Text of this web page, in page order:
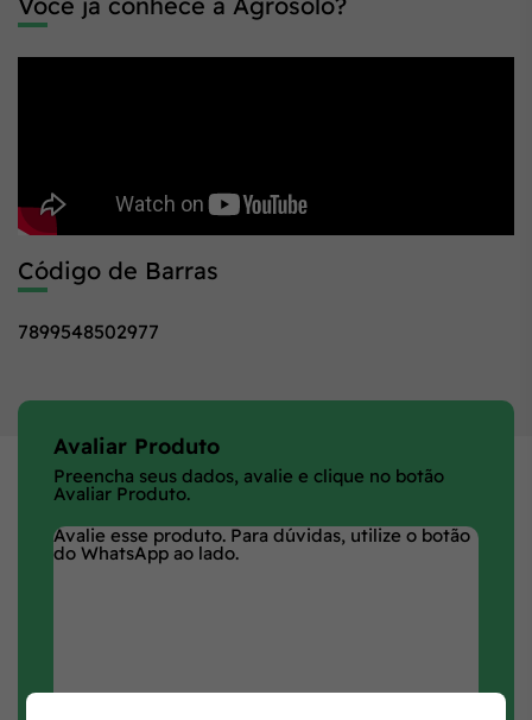
Código de Barras
7899548502977
Avaliar Produto
Preencha seus dados, avalie e clique no botão
Avaliar Produto.